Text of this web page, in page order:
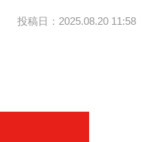
投稿日：2025.08.20 11:58